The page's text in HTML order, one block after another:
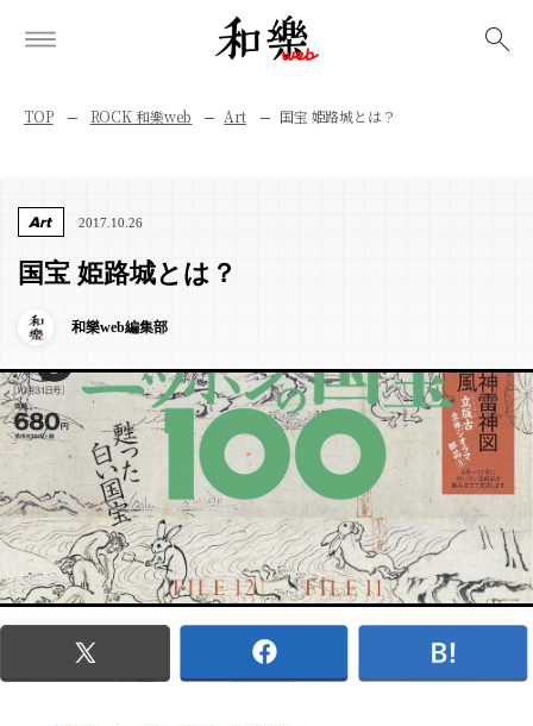
TOP ROCK 和樂web Art 国宝 姫路城とは？
Art 2017.10.26
国宝 姫路城とは？
和樂web編集部